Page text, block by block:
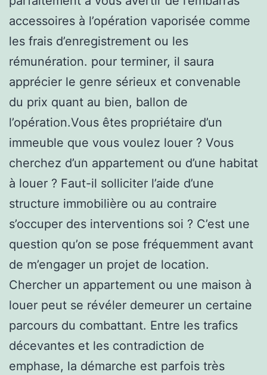
accessoires à l’opération vaporisée comme
les frais d’enregistrement ou les
rémunération. pour terminer, il saura
apprécier le genre sérieux et convenable
du prix quant au bien, ballon de
l’opération.Vous êtes propriétaire d’un
immeuble que vous voulez louer ? Vous
cherchez d’un appartement ou d’une habitat
à louer ? Faut-il solliciter l’aide d’une
structure immobilière ou au contraire
s’occuper des interventions soi ? C’est une
question qu’on se pose fréquemment avant
de m’engager un projet de location.
Chercher un appartement ou une maison à
louer peut se révéler demeurer un certaine
parcours du combattant. Entre les trafics
décevantes et les contradiction de
emphase, la démarche est parfois très